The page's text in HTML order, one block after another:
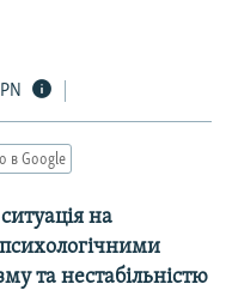
в Google
на
та нестабільністю